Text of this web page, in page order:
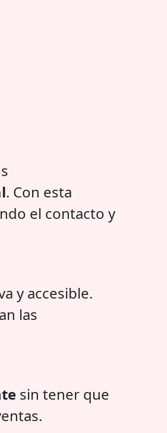
. Con esta
el contacto y
y accesible.
las
sin tener que